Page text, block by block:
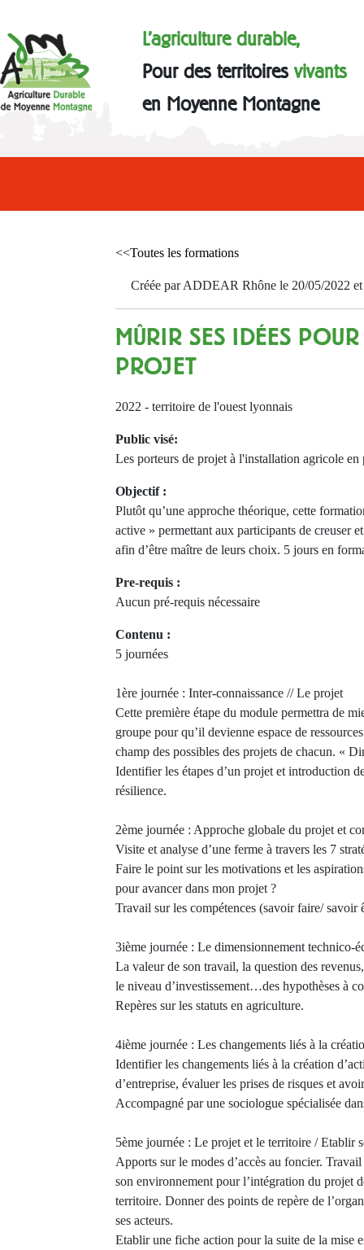
L'agriculture durable,
Pour des territoiresvivants
en Moyenne Montagne
<<Toutes les formations
Créée par ADDEAR Rhône le 20/05/2022 et
MÛRIR SES IDÉES
PROJET
2022 - territoire de l'ouest lyonnais
Public visé:
Les porteurs de projet à l'installation agricole en
Objectif :
Plutôt qu’une approche théorique, cette
active » permettant aux participants de creuser
afin d’être maître de leurs choix. 5 jours en
Pre-requis :
Aucun pré-requis nécessaire
Contenu :
5 journées
1ère journée : Inter-connaissance // Le projet
Cette première étape du module permettra de
groupe pour qu’il devienne espace de
champ des possibles des projets de chacun. «
Identifier les étapes d’un projet et introduction
résilience.
2ème journée : Approche globale du projet et
Visite et analyse d’une ferme à travers les 7
Faire le point sur les motivations et les
pour avancer dans mon projet ?
Travail sur les compétences (savoir faire/ savoir
3ième journée : Le dimensionnement technico-
La valeur de son travail, la question des
le niveau d’investissement…des hypothèses à
Repères sur les statuts en agriculture.
4ième journée : Les changements liés à la
Identifier les changements liés à la création
d’entreprise, évaluer les prises de risques et
Accompagné par une sociologue spécialisée
5ème journée : Le projet et le territoire / Etablir
Apports sur le modes d’accès au foncier.
son environnement pour l’intégration du projet
territoire. Donner des points de repère de
ses acteurs.
Etablir une fiche action pour la suite de la mise